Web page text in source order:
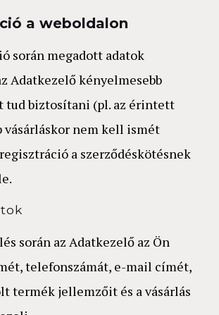
a weboldalon
során megadott adatok
Adatkezelő kényelmesebb
tud biztosítani (pl. az érintett
vásárláskor nem kell ismét
a szerződéskötésnek
során az Adatkezelő az Ön
telefonszámát, e-mail címét,
termék jellemzőit és a vásárlás